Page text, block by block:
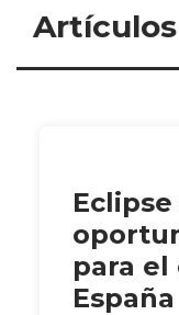
para
España